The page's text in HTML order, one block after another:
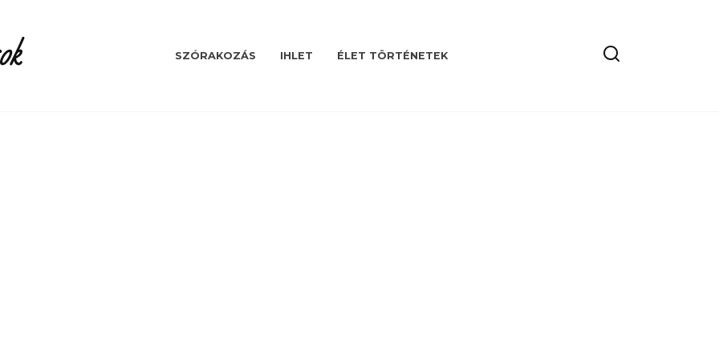
SZÓRAKOZÁS IHLET ÉLET TÖRTÉNETEK